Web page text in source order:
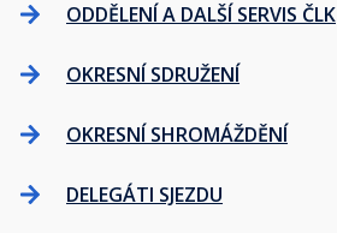
ODDĚLENÍ A DALŠÍ SERVIS ČLK
OKRESNÍ SDRUŽENÍ
OKRESNÍ SHROMÁŽDĚNÍ
DELEGÁTI SJEZDU